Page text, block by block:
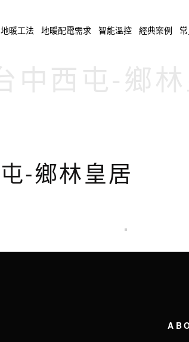
地暖工法 地暖配電需求 智能溫控 經典案例
-鄉林皇居